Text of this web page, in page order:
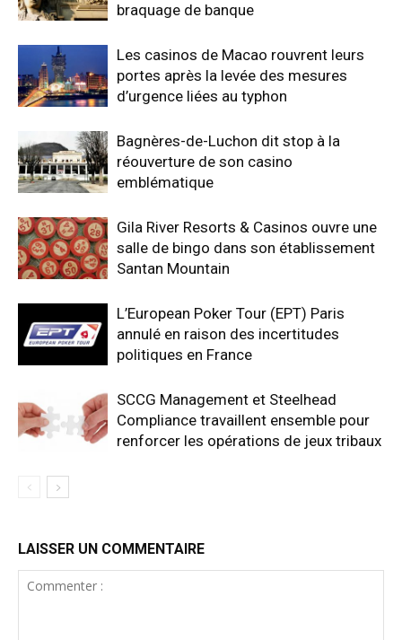
braquage de banque
Les casinos de Macao rouvrent leurs
portes après la levée des mesures
d’urgence liées au typhon
Bagnères-de-Luchon dit stop à la
réouverture de son casino
emblématique
Gila River Resorts & Casinos ouvre une
salle de bingo dans son établissement
Santan Mountain
L’European Poker Tour (EPT) Paris
annulé en raison des incertitudes
politiques en France
SCCG Management et Steelhead
Compliance travaillent ensemble pour
renforcer les opérations de jeux tribaux
LAISSER UN COMMENTAIRE